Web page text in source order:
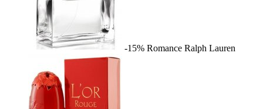
-15% Romance Ralph Lauren